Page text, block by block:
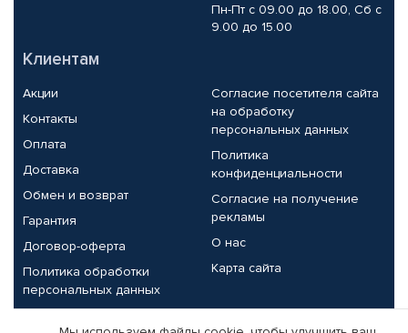
Пн-Пт с 09.00 до 18.00, Сб с
9.00 до 15.00
Клиентам
Акции
Контакты
Оплата
Доставка
Обмен и возврат
Гарантия
Договор-оферта
Политика обработки
персональных данных
Согласие посетителя сайта
на обработку
персональных данных
Политика
конфиденциальности
Согласие на получение
рекламы
О нас
Карта сайта